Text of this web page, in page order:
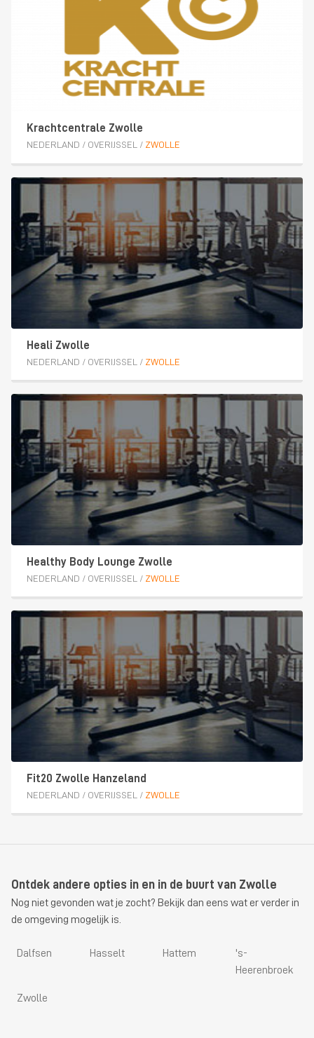
Krachtcentrale Zwolle
NEDERLAND / OVERIJSSEL / ZWOLLE
Heali Zwolle
NEDERLAND / OVERIJSSEL / ZWOLLE
Healthy Body Lounge Zwolle
NEDERLAND / OVERIJSSEL / ZWOLLE
Fit20 Zwolle Hanzeland
NEDERLAND / OVERIJSSEL / ZWOLLE
Ontdek andere opties in en in de buurt van Zwolle
Nog niet gevonden wat je zocht? Bekijk dan eens wat er verder in
de omgeving mogelijk is.
Dalfsen Hasselt Hattem
's-
Heerenbroek
Zwolle